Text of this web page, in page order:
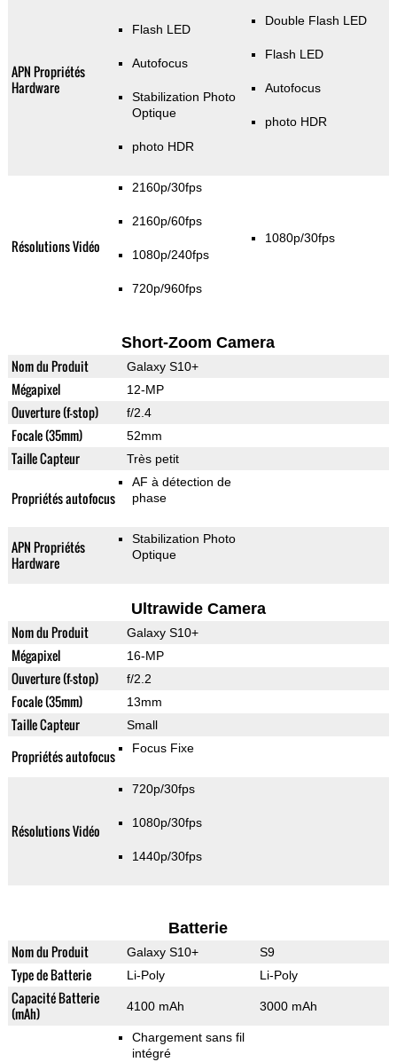
APN Propriétés
Hardware
Flash LED
Autofocus
Stabilization Photo
Optique
photo HDR
Double Flash LED
Flash LED
Autofocus
photo HDR
Résolutions Vidéo
2160p/30fps
2160p/60fps
1080p/240fps
720p/960fps
1080p/30fps
Short-Zoom Camera
Nom du Produit Galaxy S10+
Mégapixel 12-MP
Ouverture (f-stop) f/2.4
Focale (35mm) 52mm
Taille Capteur Très petit
Propriétés autofocus
AF à détection de
phase
APN Propriétés
Hardware
Stabilization Photo
Optique
Ultrawide Camera
Nom du Produit Galaxy S10+
Mégapixel 16-MP
Ouverture (f-stop) f/2.2
Focale (35mm) 13mm
Taille Capteur Small
Propriétés autofocus Focus Fixe
Résolutions Vidéo
720p/30fps
1080p/30fps
1440p/30fps
Batterie
Nom du Produit Galaxy S10+ S9
Type de Batterie Li-Poly Li-Poly
Capacité Batterie
(mAh)
4100 mAh 3000 mAh
Chargement sans fil
intégré